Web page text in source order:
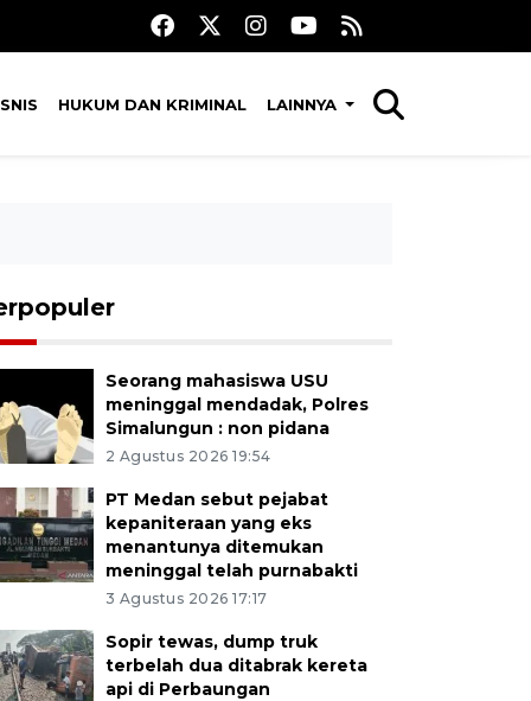
HUKUM DAN KRIMINAL LAINNYA
Seorang mahasiswa USU
meninggal mendadak, Polres
Simalungun : non pidana
2 Agustus 2026 19:54
PT Medan sebut pejabat
kepaniteraan yang eks
menantunya ditemukan
meninggal telah purnabakti
3 Agustus 2026 17:17
Sopir tewas, dump truk
terbelah dua ditabrak kereta
api di Perbaungan